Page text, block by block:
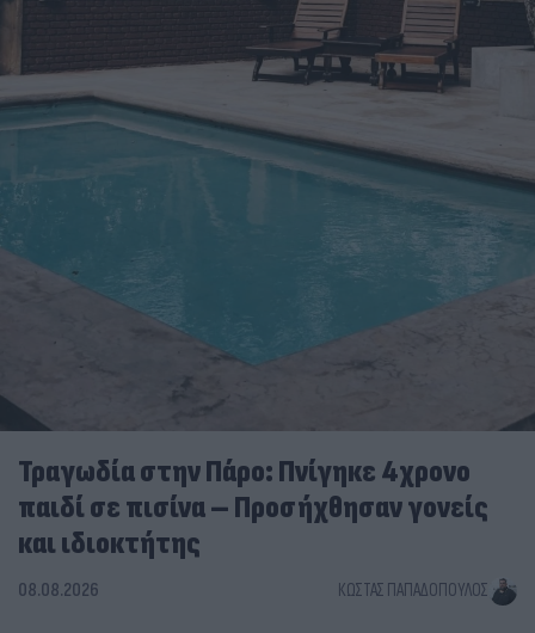
Τραγωδία στην Πάρο: Πνίγηκε 4χρονο
παιδί σε πισίνα – Προσήχθησαν γονείς
και ιδιοκτήτης
08.08.2026 ΚΏΣΤΑΣ ΠΑΠΑΔΌΠΟΥΛΟΣ